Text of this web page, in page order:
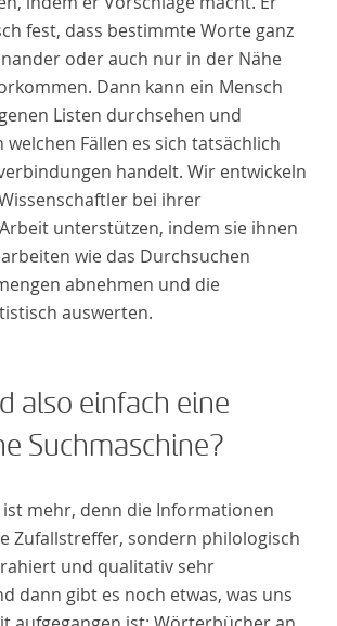
fest, dass bestimmte Worte ganz
oder auch nur in der Nähe
Dann kann ein Mensch
Listen durchsehen und
welchen Fällen es sich tatsächlich
handelt. Wir entwickeln
bei ihrer
unterstützen, indem sie ihnen
wie das Durchsuchen
abnehmen und die
auswerten.
also einfach eine
Suchmaschine?
ist mehr, denn die Informationen
Zufallstreffer, sondern philologisch
und qualitativ sehr
dann gibt es noch etwas, was uns